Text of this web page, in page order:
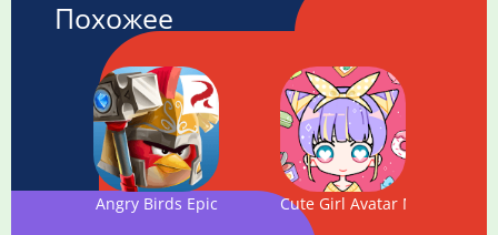
Похожее
Angry Birds Epic Cute Girl Avatar Maker -